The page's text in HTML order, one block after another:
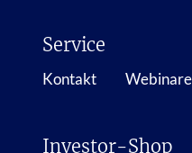
Service
Kontakt Webinare
Investor-Shop